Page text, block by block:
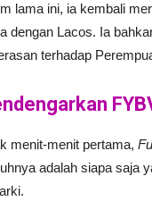
lama ini, ia kembali
dengan Lacos. Ia
terhadap
menit-menit pertama,
adalah siapa saja